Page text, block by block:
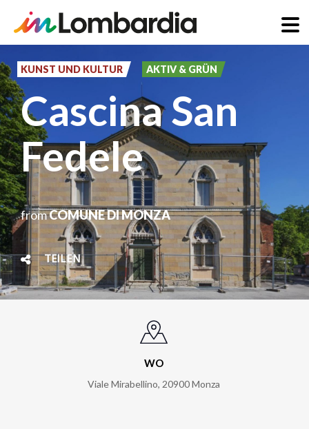
zum
Inhalt
KUNST UND KULTUR AKTIV & GRÜN
Cascina San
Fedele
fromCOMUNE DI MONZA
TEILEN
WO
Viale Mirabellino, 20900 Monza